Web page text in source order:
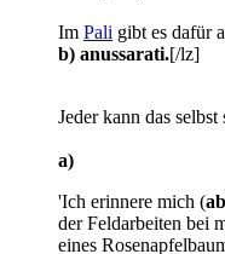
Im Pali gibt es dafür
b) anussarati.[/lz]
Jeder kann das
a)
'Ich erinnere mich (
der Feldarbeiten bei
eines